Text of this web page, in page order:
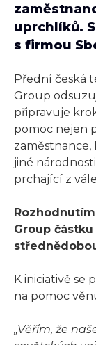
uprchlíků.
s firmou
Přední česká
Group
připravuje
pomoc nejen
jiné
prchající z
Group
K iniciativě se
na pomoc
„Věřím, že